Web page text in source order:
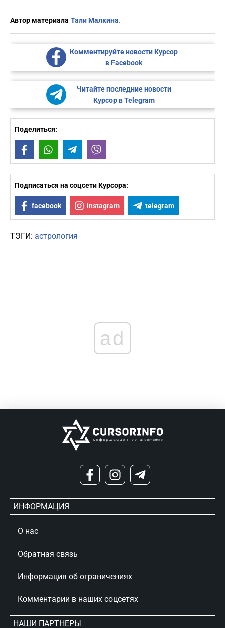
Автор материала Тали Малкина.
Комментируйте новости Курсор
в Facebook
Читайте последние новости
Курсор в Telegram
Поделиться:
FacebookWhatsAppTelegram
Подписаться на соцсети Курсора:
facebook instagram telegram
ТЭГИ: астрология
ad
ИНФОРМАЦИЯ
О нас
Обратная связь
Информация об ограничениях
Комментарии в наших соцсетях
НАШИ ПАРТНЕРЫ